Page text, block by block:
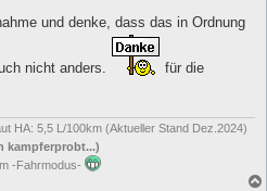
und denke, dass das in Ordnung
nicht anders.
für die
HA: 5,5 L/100km (Aktueller Stand Dez.2024)
kampferprobt...)
-Fahrmodus-